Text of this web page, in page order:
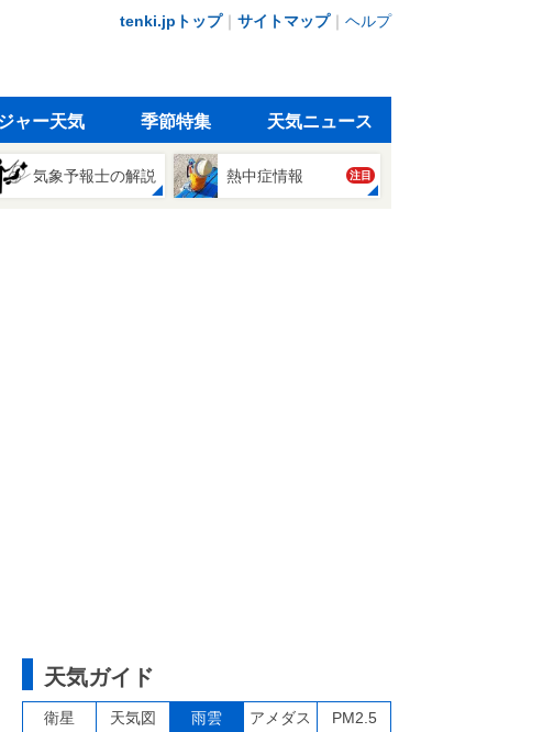
tenki.jpトップ｜ サイトマップ｜ ヘルプ
ャー天気 季節特集 天気ニュース
気象予報士の解説 熱中症情報 注目
天気ガイド
衛星 天気図 雨雲 アメダス PM2.5